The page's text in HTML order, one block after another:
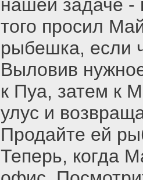
нашей задаче -
того просил
рыбешка, если
Выловив
к Пуа, затем к
улус и
Продайте ей
Теперь, когда